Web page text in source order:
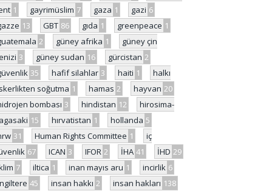
1 gayrimüslim 7 gaza 1 gazi 6
13 GBT 86 gıda 1 greenpeace 1
2 güney afrika 1
güney çin
3 güney sudan 16 gürcistan 2
35 hafif silahlar 3 haiti 1
halkı
soğutma 1 hamas 2 hayvan 20
bombası 3 hindistan 12
hirosima-
15 hırvatistan 1 hollanda 5
31 Human Rights Committee 1
iç
67 ICAN 3 IFOR 2 İHA 41 İHD 29
7 iltica 1 inan mayıs aru 1 incirlik 6
45 insan hakkı 2 insan hakları 138